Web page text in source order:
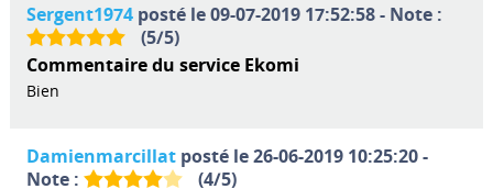
Sergent1974posté le 09-07-2019 17:52:58 - Note :
(5/5)
Commentaire du service Ekomi
Bien
Damienmarcillatposté le 26-06-2019 10:25:20 -
Note :
(4/5)